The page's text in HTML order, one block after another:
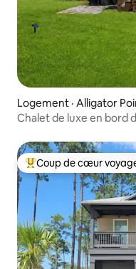
Logement · Alligator
Chalet de luxe en bord
Coup de cœur
Coup de cœur